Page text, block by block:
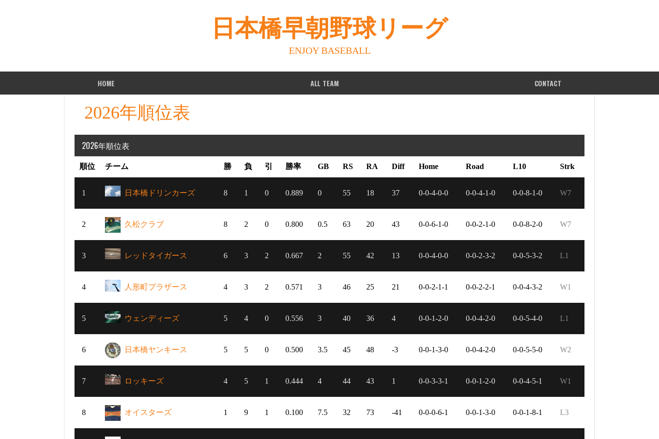
日本橋早朝野球リーグ
ENJOY BASEBALL
HOME ALL TEAM CONTACT
2026年順位表
2026年順位表
順位 チーム 勝 負 引 勝率 GB RS RA Diff Home Road L10 Strk
1 日本橋ドリンカーズ 8 1 0 0.889 0 55 18 37 0-0-4-0-0 0-0-4-1-0 0-0-8-1-0 W7
2 久松クラブ 8 2 0 0.800 0.5 63 20 43 0-0-6-1-0 0-0-2-1-0 0-0-8-2-0 W7
3 レッドタイガース 6 3 2 0.667 2 55 42 13 0-0-4-0-0 0-0-2-3-2 0-0-5-3-2 L1
4 人形町プラザース 4 3 2 0.571 3 46 25 21 0-0-2-1-1 0-0-2-2-1 0-0-4-3-2 W1
5 ウェンディーズ 5 4 0 0.556 3 40 36 4 0-0-1-2-0 0-0-4-2-0 0-0-5-4-0 L1
6 日本橋ヤンキース 5 5 0 0.500 3.5 45 48 -3 0-0-1-3-0 0-0-4-2-0 0-0-5-5-0 W2
7 ロッキーズ 4 5 1 0.444 4 44 43 1 0-0-3-3-1 0-0-1-2-0 0-0-4-5-1 W1
8 オイスターズ 1 9 1 0.100 7.5 32 73 -41 0-0-0-6-1 0-0-1-3-0 0-0-1-8-1 L3